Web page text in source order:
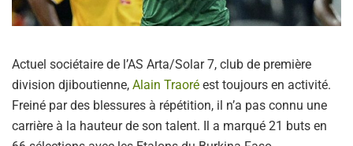
Actuel sociétaire de l’AS Arta/Solar 7, club de première
division djiboutienne, Alain Traoré est toujours en activité.
Freiné par des blessures à répétition, il n’a pas connu une
carrière à la hauteur de son talent. Il a marqué 21 buts en